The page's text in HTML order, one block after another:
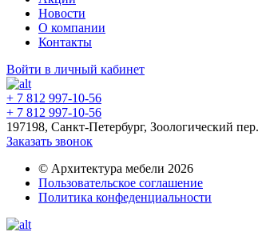
Новости
О компании
Контакты
Войти в личный кабинет
+ 7 812 997-10-56
+ 7 812 997-10-56
197198, Санкт-Петербург, Зоологический
Заказать звонок
© Архитектура мебели 2026
Пользовательское соглашение
Политика конфеденциальности